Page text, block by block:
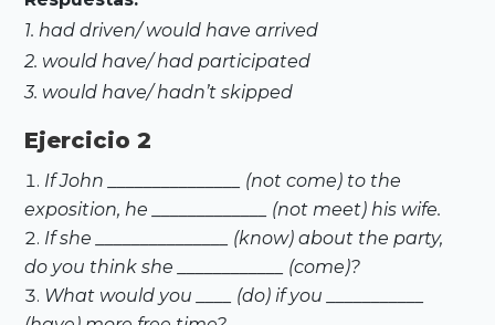
1. had driven/ would have arrived
2. would have/ had participated
3. would have/ hadn’t skipped
Ejercicio 2
If John _______________ (not come) to the
exposition, he _____________ (not meet) his wife.
If she _______________ (know) about the party,
do you think she ____________ (come)?
What would you ____ (do) if you ___________